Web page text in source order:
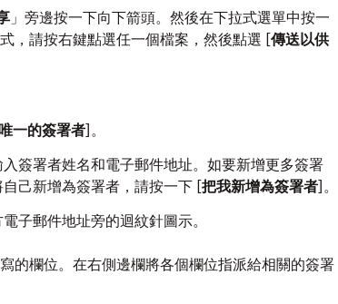
」 旁邊按一下向下箭頭。然後在下拉式選單中按一
，請按右鍵點選任一個檔案，然後點選 [傳送以供
一的簽署者]。
簽署者姓名和電子郵件地址。如要新增更多簽署
己新增為簽署者，請按一下 [把我新增為簽署者]。
子郵件地址旁的迴紋針圖示。
的欄位。在右側邊欄將各個欄位指派給相關的簽署